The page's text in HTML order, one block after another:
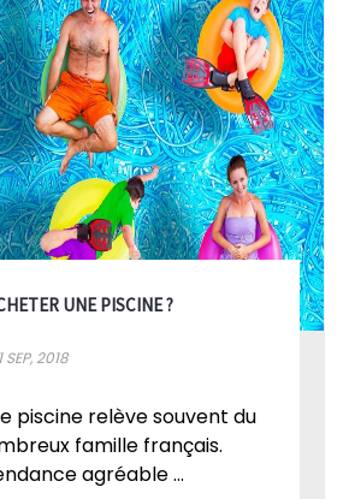
UNE PISCINE ?
SEP, 2018
piscine relève souvent du
famille français.
agréable ...